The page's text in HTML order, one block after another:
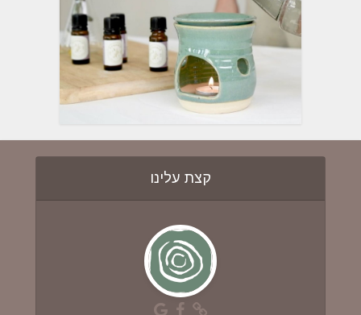
קצת עלינו